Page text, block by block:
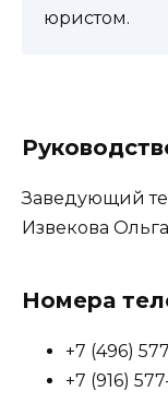
юристом.
Заведующий
Извекова
Номера
+7 (496)
+7 (916)